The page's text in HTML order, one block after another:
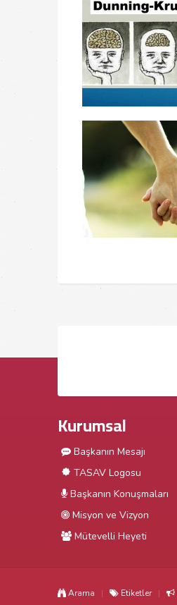
Kurumsal
Başkanın Mesajı
TASAV Logosu
Başkanın Konuşmaları
Misyon ve Vizyon
Mütevelli Heyeti
Arama Etiketler